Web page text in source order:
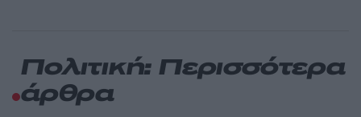
Πολιτική: Περισσότερα
άρθρα